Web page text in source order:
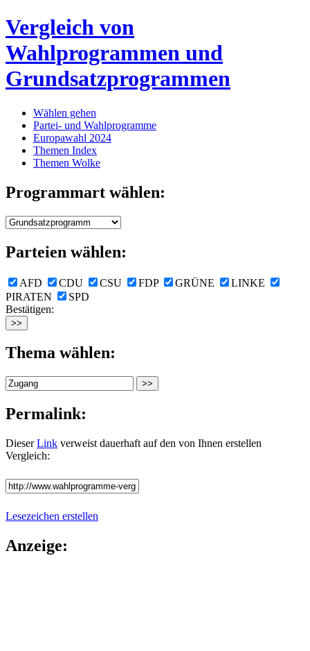
Vergleich von
Wahlprogrammen und
Grundsatzprogrammen
Wählen gehen
Partei- und Wahlprogramme
Europawahl 2024
Themen Index
Themen Wolke
Programmart wählen:
Parteien wählen:
AFD CDU CSU FDP GRÜNE
LINKE
PIRATEN
SPD
Bestätigen:
Thema wählen:
Permalink:
DieserLink verweist dauerhaft auf den von Ihnen erstellen
Vergleich:
Lesezeichen erstellen
Anzeige: